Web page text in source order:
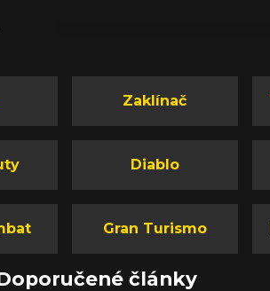
Zaklínač
Diablo
Gran Turismo
články